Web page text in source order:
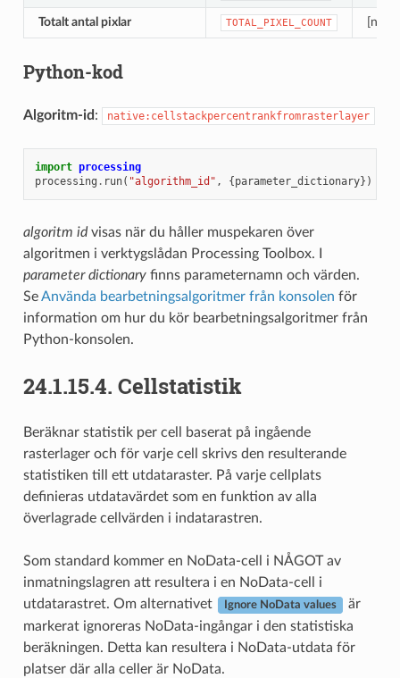
Totalt antal pixlar TOTAL_PIXEL_COUNT
Python-kod
Algoritm-id: native:cellstackpercentrankfromrasterlayer
import processing
processing . run( "algorithm_id" , { parameter_dictionary})
algoritm idvisas när du håller muspekaren över
algoritmen i verktygslådan Processing Toolbox. I
parameter dictionaryfinns parameternamn och värden.
SeAnvända bearbetningsalgoritmer från konsolen för
information om hur du kör bearbetningsalgoritmer från
Python-konsolen.
24.1.15.4. Cellstatistik
Beräknar statistik per cell baserat på ingående
rasterlager och för varje cell skrivs den resulterande
statistiken till ett utdataraster. På varje cellplats
definieras utdatavärdet som en funktion av alla
överlagrade cellvärden i indatarastren.
Som standard kommer en NoData-cell i NÅGOT av
inmatningslagren att resultera i en NoData-cell i
utdatarastret. Om alternativet
Ignore NoData values
är
markerat ignoreras NoData-ingångar i den statistiska
beräkningen. Detta kan resultera i NoData-utdata för
platser där alla celler är NoData.